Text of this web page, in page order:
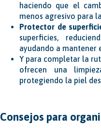
haciendo que el
menos agresivo para la
Protector de
superficies,
ayudando a mantener
Y para completar la
ofrecen una
protegiendo la piel
Consejos para